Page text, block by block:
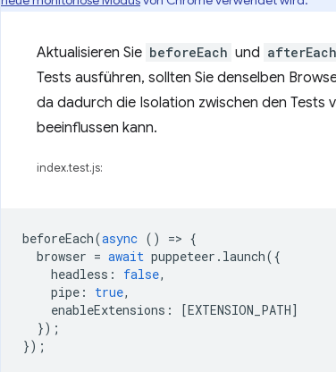
Aktualisieren Sie beforeEach und afterEach
Tests ausführen, sollten Sie denselben
da dadurch die Isolation zwischen den Tests
beeinflussen kann.
index.test.js:
beforeEach(async () => {
browser = await puppeteer . launch({
headless : false,
pipe : true,
enableExtensions : [EXTENSION_PATH]
});
});